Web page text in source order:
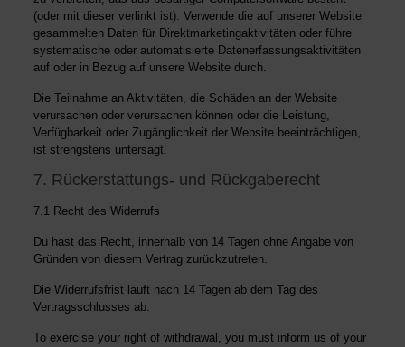
(oder mit dieser verlinkt ist). Verwende die auf unserer Website
gesammelten Daten für Direktmarketingaktivitäten oder führe
systematische oder automatisierte Datenerfassungsaktivitäten
auf oder in Bezug auf unsere Website durch.
Die Teilnahme an Aktivitäten, die Schäden an der Website
verursachen oder verursachen können oder die Leistung,
Verfügbarkeit oder Zugänglichkeit der Website beeinträchtigen,
ist strengstens untersagt.
7. Rückerstattungs- und Rückgaberecht
7.1 Recht des Widerrufs
Du hast das Recht, innerhalb von 14 Tagen ohne Angabe von
Gründen von diesem Vertrag zurückzutreten.
Die Widerrufsfrist läuft nach 14 Tagen ab dem Tag des
Vertragsschlusses ab.
To exercise your right of withdrawal, you must inform us of your